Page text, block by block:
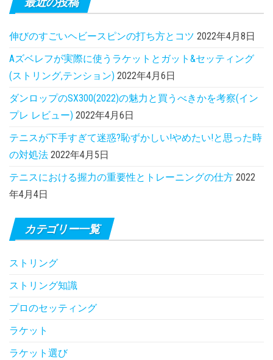
伸びのすごいヘビースピンの打ち方とコツ 2022年4月8日
Aズベレフが実際に使うラケットとガット&セッティング
(ストリング,テンション) 2022年4月6日
ダンロップのSX300(2022)の魅力と買うべきかを考察(イン
プレ レビュー) 2022年4月6日
テニスが下手すぎて迷惑?恥ずかしい!やめたい!と思った時
の対処法 2022年4月5日
テニスにおける握力の重要性とトレーニングの仕方 2022
年4月4日
カテゴリー一覧
ストリング
ストリング知識
プロのセッティング
ラケット
ラケット選び